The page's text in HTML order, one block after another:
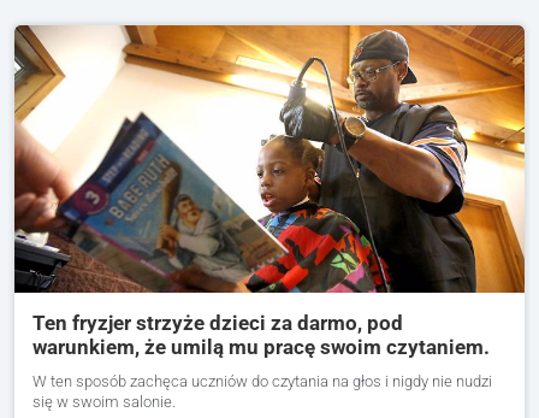
Ten fryzjer strzyże dzieci za darmo, pod
warunkiem, że umilą mu pracę swoim czytaniem.
W ten sposób zachęca uczniów do czytania na głos i nigdy nie nudzi
się w swoim salonie.